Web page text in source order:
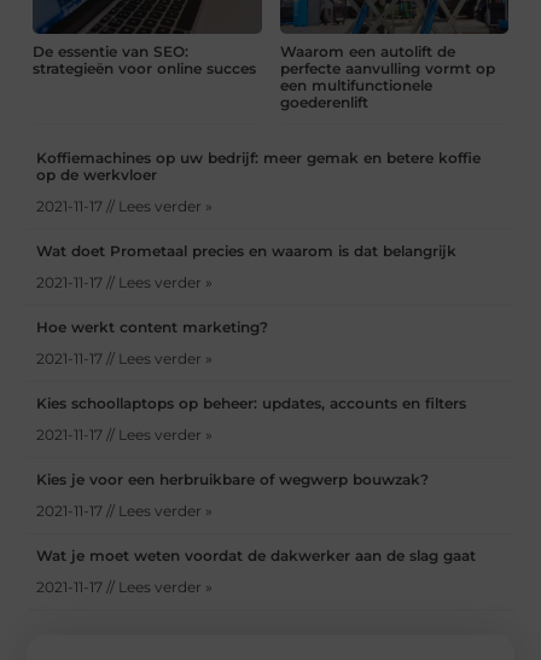
De essentie van SEO:
strategieën voor online succes
Waarom een autolift de
perfecte aanvulling vormt op
een multifunctionele
goederenlift
Koffiemachines op uw bedrijf: meer gemak en betere koffie
op de werkvloer
2021-11-17 // Lees verder »
Wat doet Prometaal precies en waarom is dat belangrijk
2021-11-17 // Lees verder »
Hoe werkt content marketing?
2021-11-17 // Lees verder »
Kies schoollaptops op beheer: updates, accounts en filters
2021-11-17 // Lees verder »
Kies je voor een herbruikbare of wegwerp bouwzak?
2021-11-17 // Lees verder »
Wat je moet weten voordat de dakwerker aan de slag gaat
2021-11-17 // Lees verder »